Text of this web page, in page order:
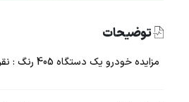
توضیحات
مزایده خودرو یک دستگاه 405 رنگ : نقره ای مدل : 89